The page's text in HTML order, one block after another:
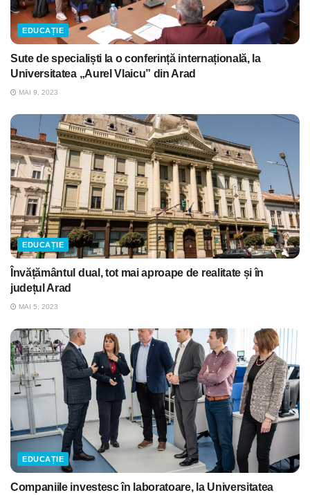
EDUCAȚIE
Sute de specialiști la o conferință internațională, la
Universitatea „Aurel Vlaicu” din Arad
MAI 9, 2023
EDUCAȚIE
Învățământul dual, tot mai aproape de realitate și în
județul Arad
MAI 5, 2023
EDUCAȚIE
Companiile investesc în laboratoare, la Universitatea